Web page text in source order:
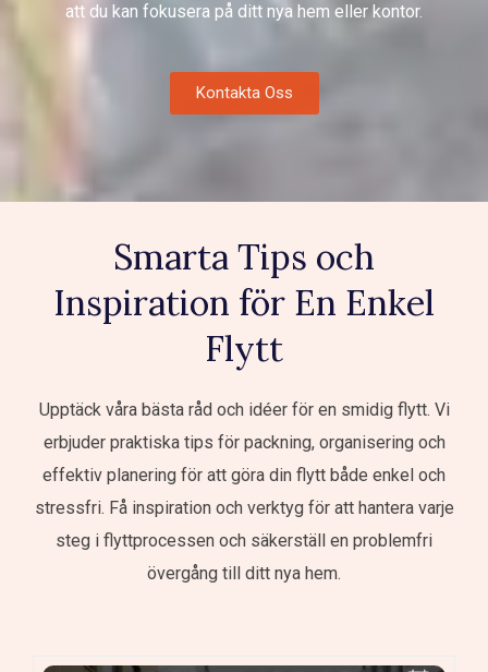
att du kan fokusera på ditt nya hem eller kontor.
Kontakta Oss
Smarta Tips och
Inspiration för En Enkel
Flytt
Upptäck våra bästa råd och idéer för en smidig flytt. Vi
erbjuder praktiska tips för packning, organisering och
effektiv planering för att göra din flytt både enkel och
stressfri. Få inspiration och verktyg för att hantera varje
steg i flyttprocessen och säkerställ en problemfri
övergång till ditt nya hem.